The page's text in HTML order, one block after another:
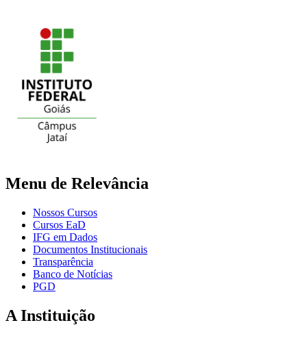
Menu de Relevância
Nossos Cursos
Cursos EaD
IFG em Dados
Documentos Institucionais
Transparência
Banco de Notícias
PGD
A Instituição